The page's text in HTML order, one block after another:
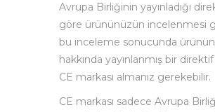
Avrupa Birliğinin yayınladığı
göre ürününüzün incelenmesi
bu inceleme sonucunda
hakkında yayınlanmış bir
CE markası almanız gerekebilir.
CE markası sadece Avrupa